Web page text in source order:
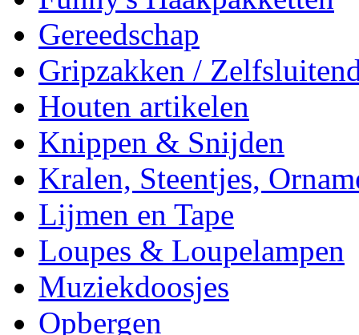
Gereedschap
Gripzakken /
Houten artikelen
Knippen & Snijden
Kralen, Steentjes,
Lijmen en Tape
Loupes & Loupelampen
Muziekdoosjes
Opbergen